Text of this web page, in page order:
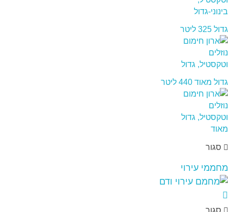
גדול 325 ליטר
גדול מאוד 440 ליטר
סגור
מחממי עירוי